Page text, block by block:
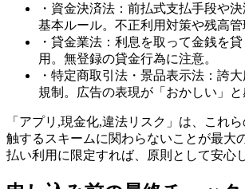
・資金決済法：前払式支払手段や
基本ルール。不正利用対策や残高管
・貸金業法：利息を取って金銭を
用。無登録の貸金行為に注意。
・特定商取引法・景品表示法：誇
規制。広告の表現が「おかしい」と
「アプリ,現金化,違法リスク」は、これ
触するスキームに関わらないことが最大
払い利用に限定すれば、原則として安心